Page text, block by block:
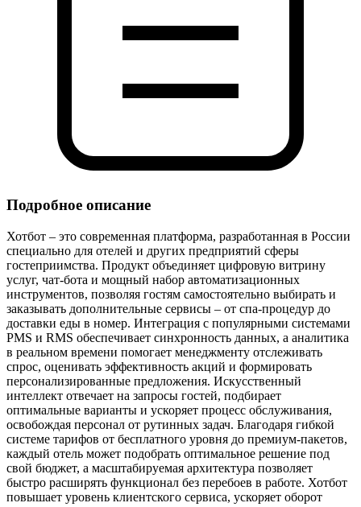
Подробное описание
Хотбот – это современная платформа, разработанная в России
специально для отелей и других предприятий сферы
гостеприимства. Продукт объединяет цифровую витрину
услуг, чат‑бота и мощный набор автоматизационных
инструментов, позволяя гостям самостоятельно выбирать и
заказывать дополнительные сервисы – от спа‑процедур до
доставки еды в номер. Интеграция с популярными системами
PMS и RMS обеспечивает синхронность данных, а аналитика
в реальном времени помогает менеджменту отслеживать
спрос, оценивать эффективность акций и формировать
персонализированные предложения. Искусственный
интеллект отвечает на запросы гостей, подбирает
оптимальные варианты и ускоряет процесс обслуживания,
освобождая персонал от рутинных задач. Благодаря гибкой
системе тарифов от бесплатного уровня до премиум‑пакетов,
каждый отель может подобрать оптимальное решение под
свой бюджет, а масштабируемая архитектура позволяет
быстро расширять функционал без перебоев в работе. Хотбот
повышает уровень клиентского сервиса, ускоряет оборот